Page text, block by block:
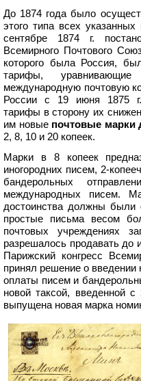
До 1874 года было
этого типа всех
сентябре 1874 г.
Всемирного Почтового
которого была Россия,
тарифы,
международную почтовую
России с 19 июня 1875
тарифы в сторону их
им новые почтовые марки
2, 8, 10 и 20 копеек.
Марки в 8 копеек
иногородних писем, 2-
бандерольных
международных писем.
достоинства должны были
простые письма весом
почтовых учреждениях
разрешалось продавать до
Парижский конгресс
принял решение о
оплаты писем и
новой таксой, введенной
выпущена новая марка